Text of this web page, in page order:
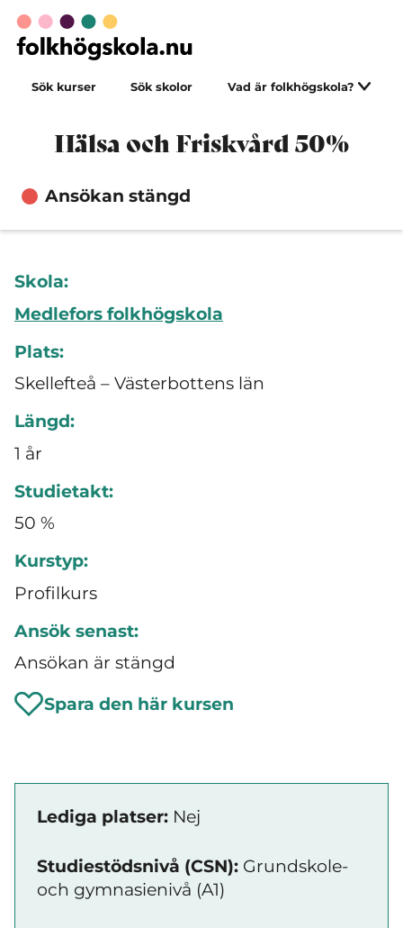
Sök kurser Sök skolor Vad är folkhögskola?
Hälsa och Friskvård 50%
Ansökan stängd
Skola:
Medlefors folkhögskola
Plats:
Skellefteå – Västerbottens län
Längd:
1 år
Studietakt:
50 %
Kurstyp:
Profilkurs
Ansök senast:
Ansökan är stängd
Spara den här kursen
Lediga platser: Nej
Studiestödsnivå (CSN): Grundskole-
och gymnasienivå (A1)